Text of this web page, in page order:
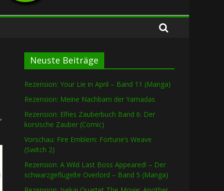
,
Neuste Beiträge
Rezension: Your Lie in April – Band 11 (Manga)
Rezension: Meine Nachbarn der Yamadas
Rezension: Elfies Zauberbuch Band 6: Der
korsische Zauber (Comic)
Vorschau: Fire Emblem: Fortune’s Weave
(Switch 2)
Rezension: A Wild Last Boss Appeared! – Der
schwarzgeflügelte Overlord – Band 5 (Manga)